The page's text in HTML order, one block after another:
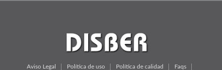
Aviso Legal Política de uso Política de calidad Faqs